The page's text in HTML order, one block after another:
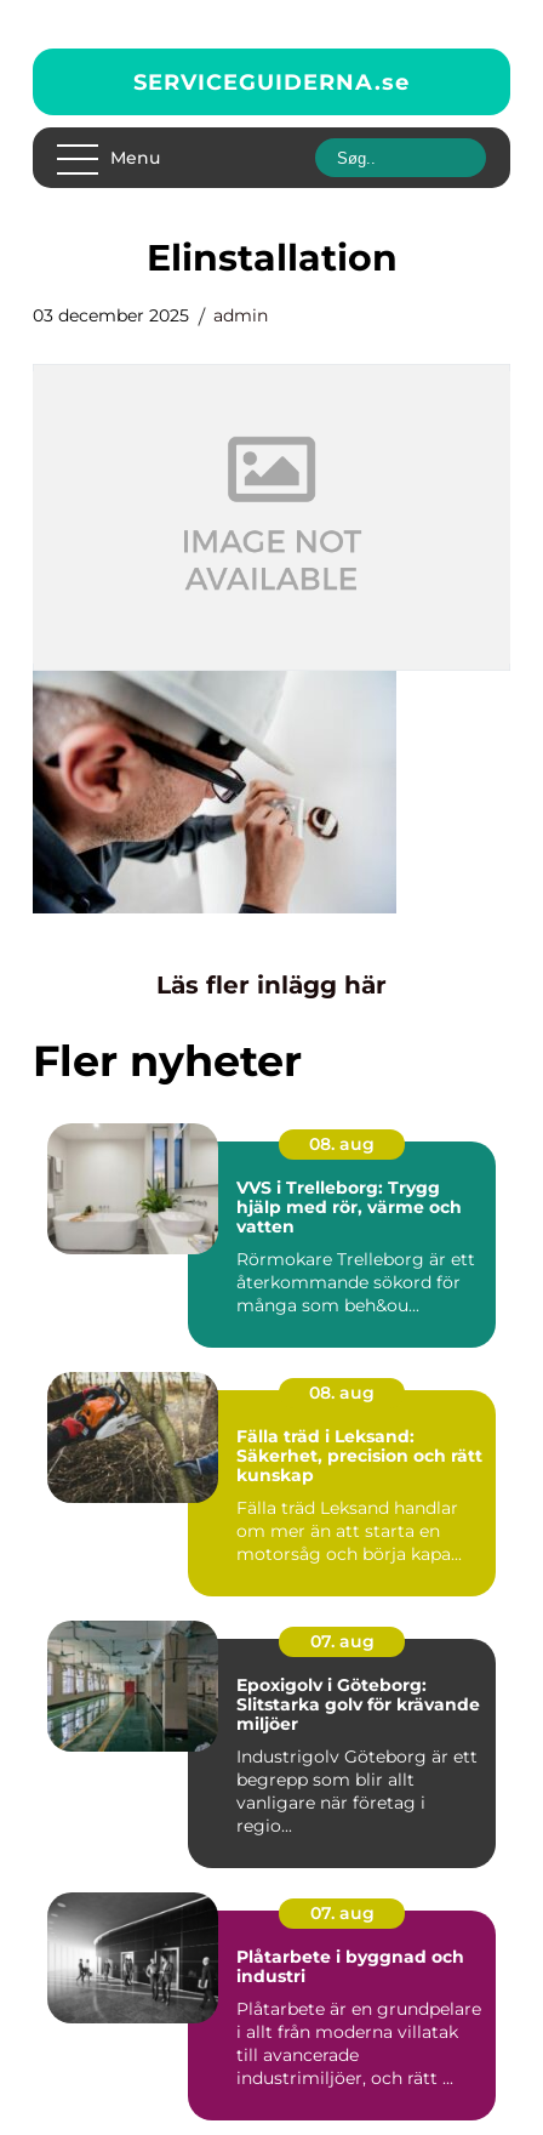
SERVICEGUIDERNA.se
Menu
Elinstallation
03 december 2025 admin
Läs fler inlägg här
Fler nyheter
08. aug
VVS i Trelleborg: Trygg
hjälp med rör, värme och
vatten
Rörmokare Trelleborg är ett
återkommande sökord för
många som beh&ou...
08. aug
Fälla träd i Leksand:
Säkerhet, precision och rätt
kunskap
Fälla träd Leksand handlar
om mer än att starta en
motorsåg och börja kapa...
07. aug
Epoxigolv i Göteborg:
Slitstarka golv för krävande
miljöer
Industrigolv Göteborg är ett
begrepp som blir allt
vanligare när företag i
regio...
07. aug
Plåtarbete i byggnad och
industri
Plåtarbete är en grundpelare
i allt från moderna villatak
till avancerade
industrimiljöer, och rätt ...